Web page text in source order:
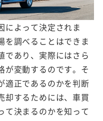
によって決定されま
を調べることはできま
であり、実際にはさら
が変動するのです。そ
適正であるのかを判断
却するためには、車買
て決まるのかを知って